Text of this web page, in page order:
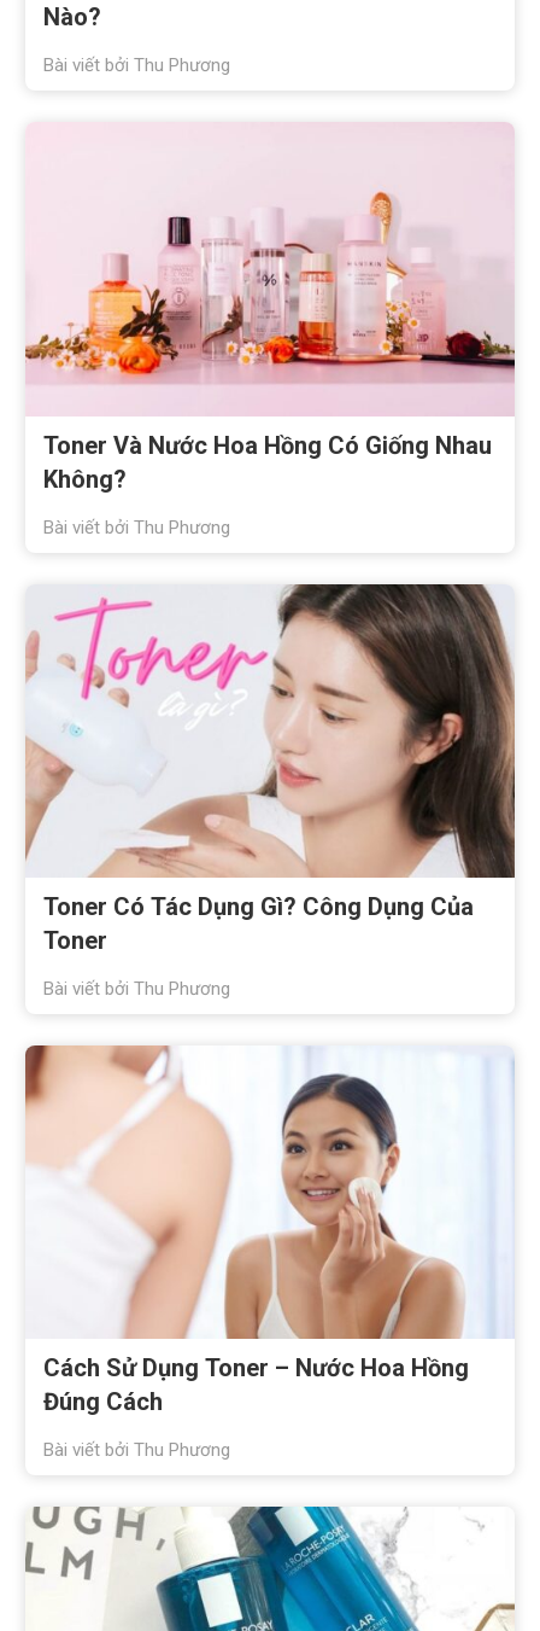
Nào?
Bài viết bởiThu Phương
Toner Và Nước Hoa Hồng Có Giống Nhau
Không?
Bài viết bởiThu Phương
Toner Có Tác Dụng Gì? Công Dụng Của
Toner
Bài viết bởiThu Phương
Cách Sử Dụng Toner – Nước Hoa Hồng
Đúng Cách
Bài viết bởiThu Phương